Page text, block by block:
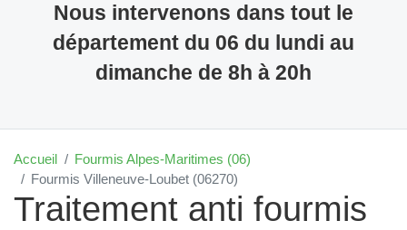
Nous intervenons dans tout le
département du 06 du lundi au
dimanche de 8h à 20h
Accueil
Fourmis Alpes-Maritimes (06)
Fourmis Villeneuve-Loubet (06270)
Traitement anti fourmis